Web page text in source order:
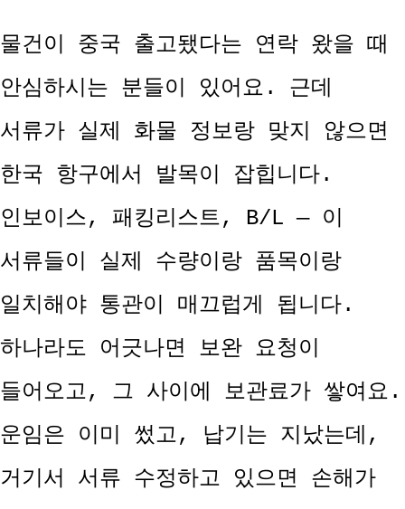
물건이 중국 출고됐다는 연락 왔을 때
안심하시는 분들이 있어요. 근데
서류가 실제 화물 정보랑 맞지 않으면
한국 항구에서 발목이 잡힙니다.
인보이스, 패킹리스트, B/L — 이
서류들이 실제 수량이랑 품목이랑
일치해야 통관이 매끄럽게 됩니다.
하나라도 어긋나면 보완 요청이
들어오고, 그 사이에 보관료가 쌓여요.
운임은 이미 썼고, 납기는 지났는데,
거기서 서류 수정하고 있으면 손해가